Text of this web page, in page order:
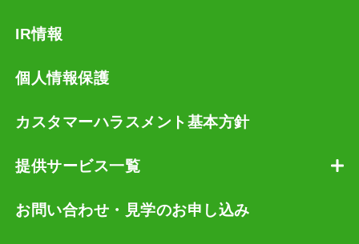
IR情報
個人情報保護
カスタマーハラスメント基本方針
提供サービス一覧
お問い合わせ・見学のお申し込み